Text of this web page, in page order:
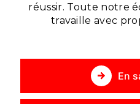
réussir. Toute notre
travaille avec
En